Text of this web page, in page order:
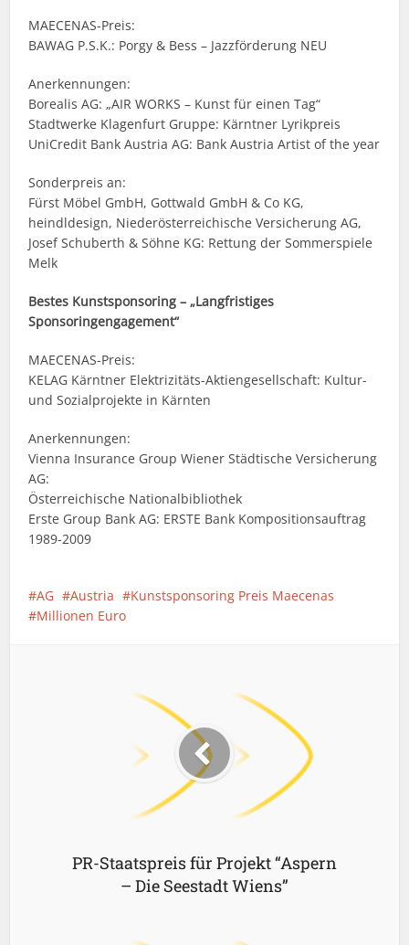
MAECENAS-Preis:
BAWAG P.S.K.: Porgy & Bess – Jazzförderung NEU
Anerkennungen:
Borealis AG: „AIR WORKS – Kunst für einen Tag“
Stadtwerke Klagenfurt Gruppe: Kärntner Lyrikpreis
UniCredit Bank Austria AG: Bank Austria Artist of the year
Sonderpreis an:
Fürst Möbel GmbH, Gottwald GmbH & Co KG,
heindldesign, Niederösterreichische Versicherung AG,
Josef Schuberth & Söhne KG: Rettung der Sommerspiele
Melk
Bestes Kunstsponsoring – „Langfristiges
Sponsoringengagement“
MAECENAS-Preis:
KELAG Kärntner Elektrizitäts-Aktiengesellschaft: Kultur-
und Sozialprojekte in Kärnten
Anerkennungen:
Vienna Insurance Group Wiener Städtische Versicherung
AG:
Österreichische Nationalbibliothek
Erste Group Bank AG: ERSTE Bank Kompositionsauftrag
1989-2009
AG Austria
Kunstsponsoring Preis Maecenas
Millionen Euro
PR-Staatspreis für Projekt “Aspern
– Die Seestadt Wiens”